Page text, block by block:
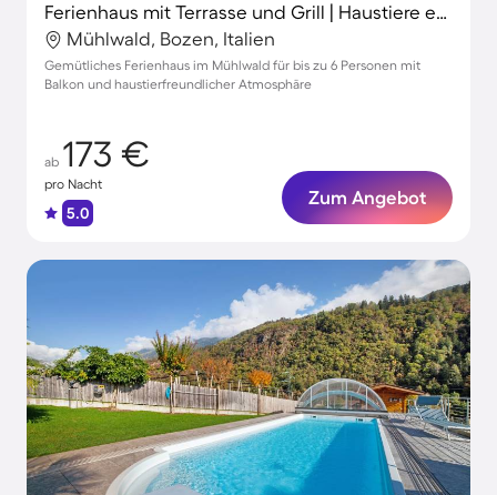
Ferienhaus mit Terrasse und Grill | Haustiere erlaubt
Mühlwald, Bozen, Italien
Gemütliches Ferienhaus im Mühlwald für bis zu 6 Personen mit
Balkon und haustierfreundlicher Atmosphäre
ab 173 €
pro Nacht
5.0
Zum Angebot